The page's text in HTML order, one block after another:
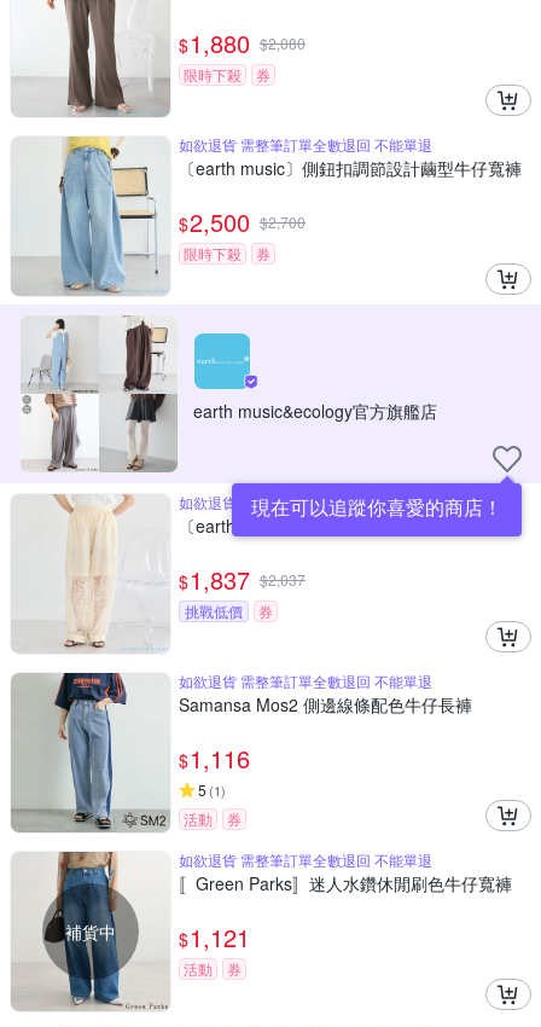
$1,880 $2,080
限時下殺
券
如欲退貨 需整筆訂單全數退回 不能單退
〔earth music〕側鈕扣調節設計繭型牛仔寬褲
$2,500 $2,700
限時下殺
券
earth music&ecology官方旗艦店
現在可以追蹤你喜愛的商店！
如欲退貨 需整筆訂單全數退回 不能單退
〔earth music〕毛絨感鏤空花朵蕾絲氣球褲
$1,837 $2,037
挑戰低價
券
如欲退貨 需整筆訂單全數退回 不能單退
Samansa Mos2 側邊線條配色牛仔長褲
$1,116
5 (1)
活動 券
補貨中
如欲退貨 需整筆訂單全數退回 不能單退
〚Green Parks〛迷人水鑽休閒刷色牛仔寬褲
$1,121
活動 券